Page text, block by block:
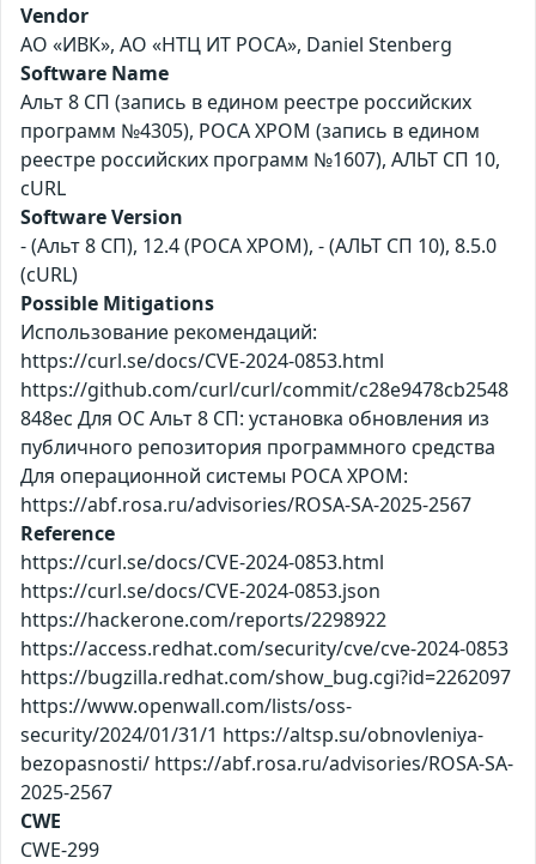
Vendor
АО «ИВК», АО «НТЦ ИТ РОСА», Daniel Stenberg
Software Name
Альт 8 СП (запись в едином реестре российских
программ №4305), РОСА ХРОМ (запись в едином
реестре российских программ №1607), АЛЬТ СП 10,
cURL
Software Version
- (Альт 8 СП), 12.4 (РОСА ХРОМ), - (АЛЬТ СП 10), 8.5.0
(cURL)
Possible Mitigations
Использование рекомендаций:
https://curl.se/docs/CVE-2024-0853.html
https://github.com/curl/curl/commit/c28e9478cb2548
848ec Для ОС Альт 8 СП: установка обновления из
публичного репозитория программного средства
Для операционной системы РОСА ХРОМ:
https://abf.rosa.ru/advisories/ROSA-SA-2025-2567
Reference
https://curl.se/docs/CVE-2024-0853.html
https://curl.se/docs/CVE-2024-0853.json
https://hackerone.com/reports/2298922
https://access.redhat.com/security/cve/cve-2024-0853
https://bugzilla.redhat.com/show_bug.cgi?id=2262097
https://www.openwall.com/lists/oss-
security/2024/01/31/1 https://altsp.su/obnovleniya-
bezopasnosti/ https://abf.rosa.ru/advisories/ROSA-SA-
2025-2567
CWE
CWE-299